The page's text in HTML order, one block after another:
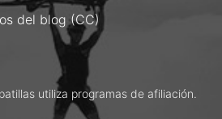
del blog (CC)
utiliza programas de afiliación.